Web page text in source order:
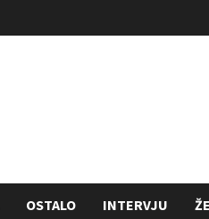
OSTALO INTERVJU